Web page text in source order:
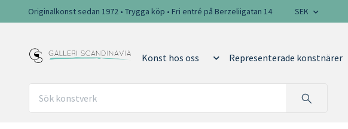
Originalkonst sedan 1972 • Trygga köp • Fri entré på Berzeliigatan 14 SEK
Konst hos oss Representerade konstnärer